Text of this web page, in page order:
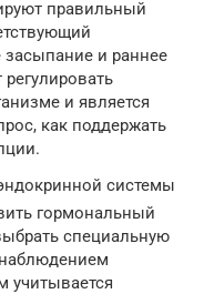
правильный
и раннее
и является
как поддержать
системы
гормональный
специальную
учитывается